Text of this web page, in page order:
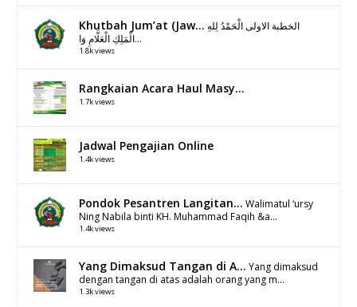
Khutbah Jum’at (Jaw... الخطبة الاولى الْحَمْدُ لِلهِ
الْمَلِكِ الْعَلَّامِ وَا...
1.8k views
Rangkaian Acara Haul Masy...
1.7k views
Jadwal Pengajian Online
1.4k views
Pondok Pesantren Langitan... Walimatul ‘ursy
Ning Nabila binti KH. Muhammad Faqih &a...
1.4k views
Yang Dimaksud Tangan di A... Yang dimaksud
dengan tangan di atas adalah orang yang m...
1.3k views